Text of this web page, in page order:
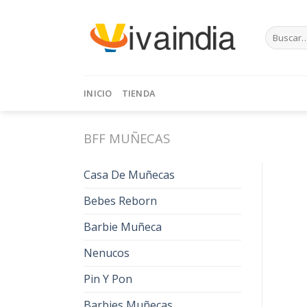
Buscar
por:
INICIO TIENDA
BFF MUÑECAS
Casa De Muñecas
Bebes Reborn
Barbie Muñeca
Nenucos
Pin Y Pon